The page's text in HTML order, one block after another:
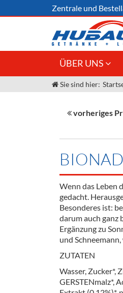
Zentrale und
ÜBER UNS
Jobs
Unser Liefergebiet
Gläser
Sie sind hier:
vorheriges
Wenn das Leben
gedacht.
Besonderes ist:
darum auch ganz
Ergänzung zu
und
ZUTATEN
Wasser, Zucker*,
GERSTENmalz*,